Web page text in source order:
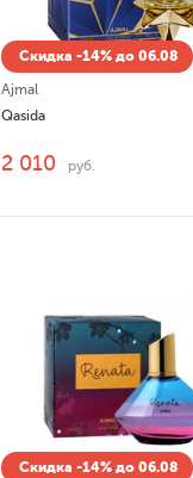
Скидка -14% до 06.08
Ajmal
Qasida
2 010 руб.
Скидка -14% до 06.08